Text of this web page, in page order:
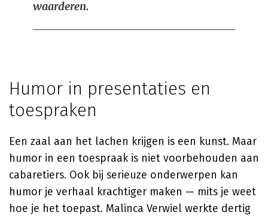
waarderen.
Humor in presentaties en
toespraken
Een zaal aan het lachen krijgen is een kunst. Maar
humor in een toespraak is niet voorbehouden aan
cabaretiers. Ook bij serieuze onderwerpen kan
humor je verhaal krachtiger maken — mits je weet
hoe je het toepast. Malinca Verwiel werkte dertig